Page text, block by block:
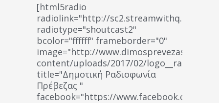
[html5radio
radiolink="http://
radiotype="shoutcast2"
bcolor="ffffff" frameborder="0"
image="http://www.dimosprevezas.gr/wp-
content/uploads/2017/02/
title="Δημοτική Ραδιοφωνία
Πρέβεζας "
facebook="https://www.facebook.com/